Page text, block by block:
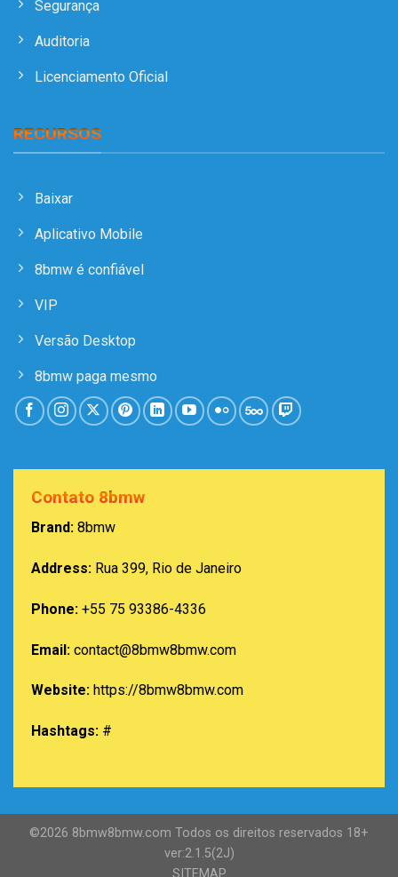
Segurança
Auditoria
Licenciamento Oficial
RECURSOS
Baixar
Aplicativo Mobile
8bmw é confiável
VIP
Versão Desktop
8bmw paga mesmo
Contato 8bmw
Brand: 8bmw
Address: Rua 399, Rio de Janeiro
Phone: +55 75 93386-4336
Email: contact@8bmw8bmw.com
Website: https://8bmw8bmw.com
Hashtags: #
©2026 8bmw8bmw.com Todos os direitos reservados 18+
ver:2.1.5(2J)
SITEMAP